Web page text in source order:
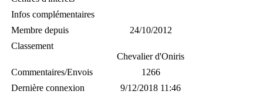
Infos complémentaires
Membre depuis
24/10/2012
Classement
Chevalier d'Oniris
Commentaires/Envois
1266
Dernière connexion
9/12/2018 11:46